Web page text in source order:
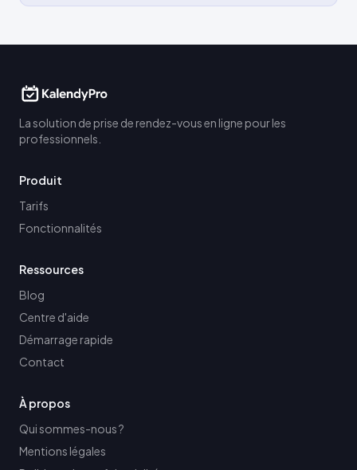
La solution de prise de rendez-vous en ligne pour les
professionnels.
Produit
Tarifs
Fonctionnalités
Ressources
Blog
Centre d'aide
Démarrage rapide
Contact
À propos
Qui sommes-nous ?
Mentions légales